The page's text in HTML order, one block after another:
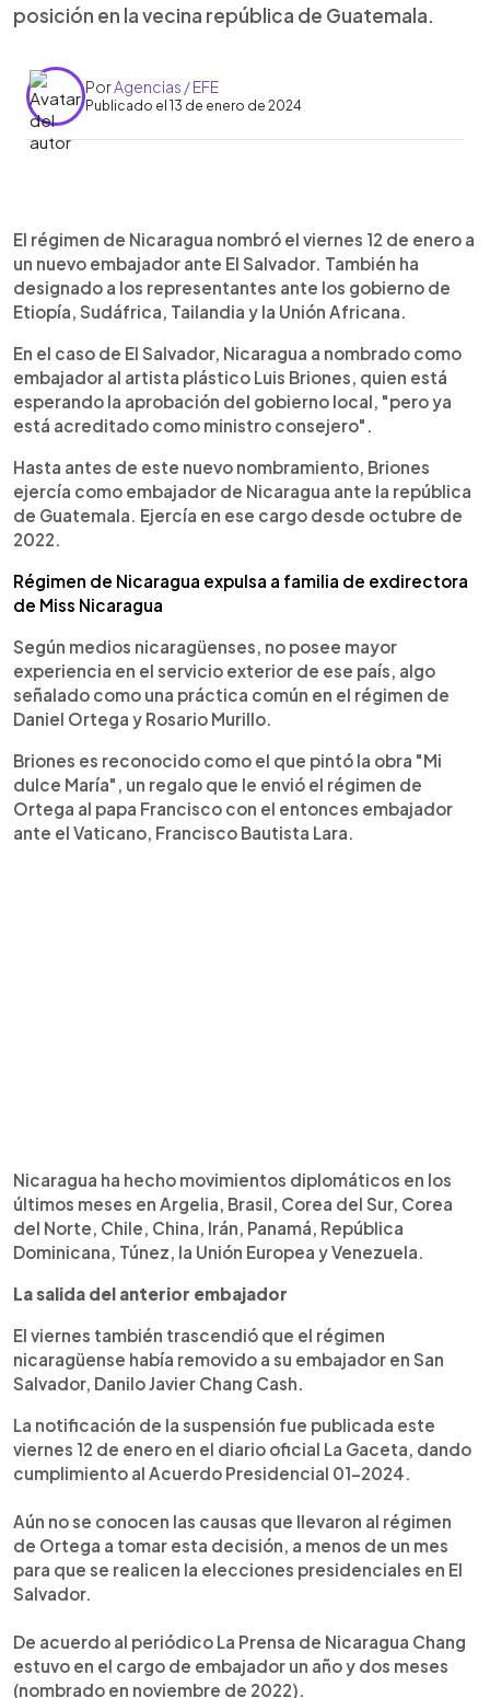
posición en la vecina república de Guatemala.
PorAgencias / EFE
Publicado el 13 de enero de 2024
Escuchar artículo
El régimen de Nicaragua nombró el viernes 12 de enero a
un nuevo embajador ante El Salvador. También ha
designado a los representantes ante los gobierno de
Etiopía, Sudáfrica, Tailandia y la Unión Africana.
En el caso de El Salvador, Nicaragua a nombrado como
embajador al artista plástico Luis Briones, quien está
esperando la aprobación del gobierno local, "pero ya
está acreditado como ministro consejero".
Hasta antes de este nuevo nombramiento, Briones
ejercía como embajador de Nicaragua ante la república
de Guatemala. Ejercía en ese cargo desde octubre de
2022.
Régimen de Nicaragua expulsa a familia de exdirectora
de Miss Nicaragua
Según medios nicaragüenses, no posee mayor
experiencia en el servicio exterior de ese país, algo
señalado como una práctica común en el régimen de
Daniel Ortega y Rosario Murillo.
Briones es reconocido como el que pintó la obra "Mi
dulce María", un regalo que le envió el régimen de
Ortega al papa Francisco con el entonces embajador
ante el Vaticano, Francisco Bautista Lara.
Nicaragua ha hecho movimientos diplomáticos en los
últimos meses en Argelia, Brasil, Corea del Sur, Corea
del Norte, Chile, China, Irán, Panamá, República
Dominicana, Túnez, la Unión Europea y Venezuela.
La salida del anterior embajador
El viernes también trascendió que el régimen
nicaragüense había removido a su embajador en San
Salvador, Danilo Javier Chang Cash.
La notificación de la suspensión fue publicada este
viernes 12 de enero en el diario oficial La Gaceta, dando
cumplimiento al Acuerdo Presidencial 01-2024.
Aún no se conocen las causas que llevaron al régimen
de Ortega a tomar esta decisión, a menos de un mes
para que se realicen la elecciones presidenciales en El
Salvador.
De acuerdo al periódico La Prensa de Nicaragua Chang
estuvo en el cargo de embajador un año y dos meses
(nombrado en noviembre de 2022).